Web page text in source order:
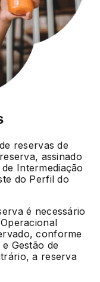
reservas de
assinado
Intermediação
do Perfil do
é necessário
conforme
Gestão de
a reserva